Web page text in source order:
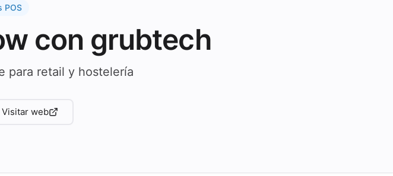
POS
con grubtech
para retail y hostelería
Visitar web